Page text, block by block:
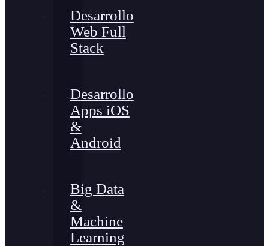
Desarrollo
Web Full
Stack
Desarrollo
Apps iOS
&
Android
Big Data
&
Machine
Learning